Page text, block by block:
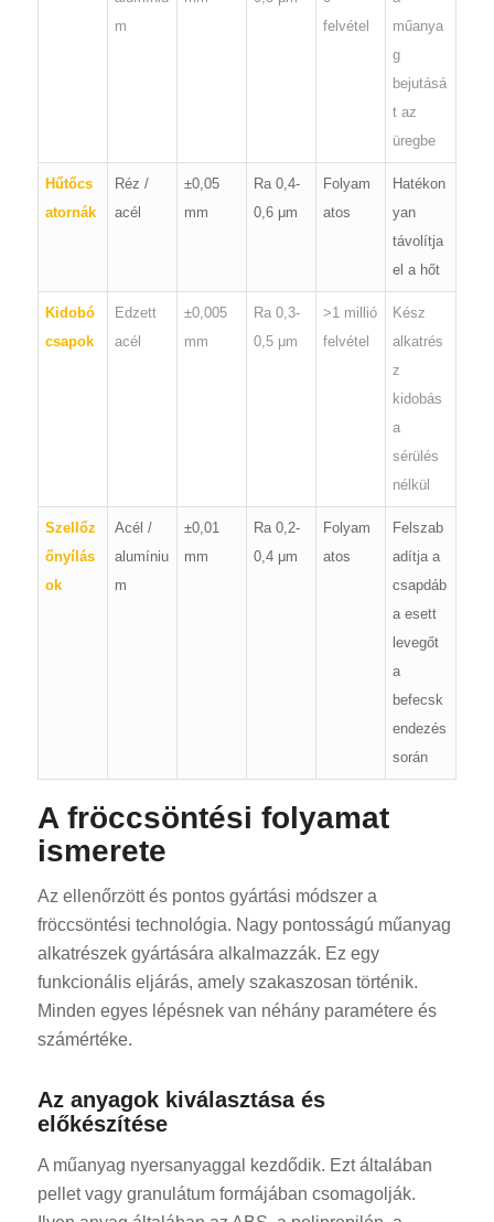
m
felvétel
műanya
g
bejutásá
t az
üregbe
Hűtőcs
atornák
Réz /
acél
±0,05
mm
Ra 0,4-
0,6 μm
Folyam
atos
Hatékon
yan
távolítja
el a hőt
Kidobó
csapok
Edzett
acél
±0,005
mm
Ra 0,3-
0,5 μm
>1 millió
felvétel
Kész
alkatrés
z
kidobás
a
sérülés
nélkül
Szellőz
őnyílás
ok
Acél /
alumíniu
m
±0,01
mm
Ra 0,2-
0,4 μm
Folyam
atos
Felszab
adítja a
csapdáb
a esett
levegőt
a
befecsk
endezés
során
A fröccsöntési folyamat
ismerete
Az ellenőrzött és pontos gyártási módszer a
fröccsöntési technológia. Nagy pontosságú műanyag
alkatrészek gyártására alkalmazzák. Ez egy
funkcionális eljárás, amely szakaszosan történik.
Minden egyes lépésnek van néhány paramétere és
számértéke.
Az anyagok kiválasztása és
előkészítése
A műanyag nyersanyaggal kezdődik. Ezt általában
pellet vagy granulátum formájában csomagolják.